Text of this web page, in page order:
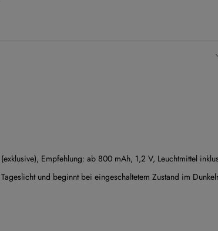
Empfehlung: ab 800 mAh, 1,2 V, Leuchtmittel
und beginnt bei eingeschaltetem Zustand im